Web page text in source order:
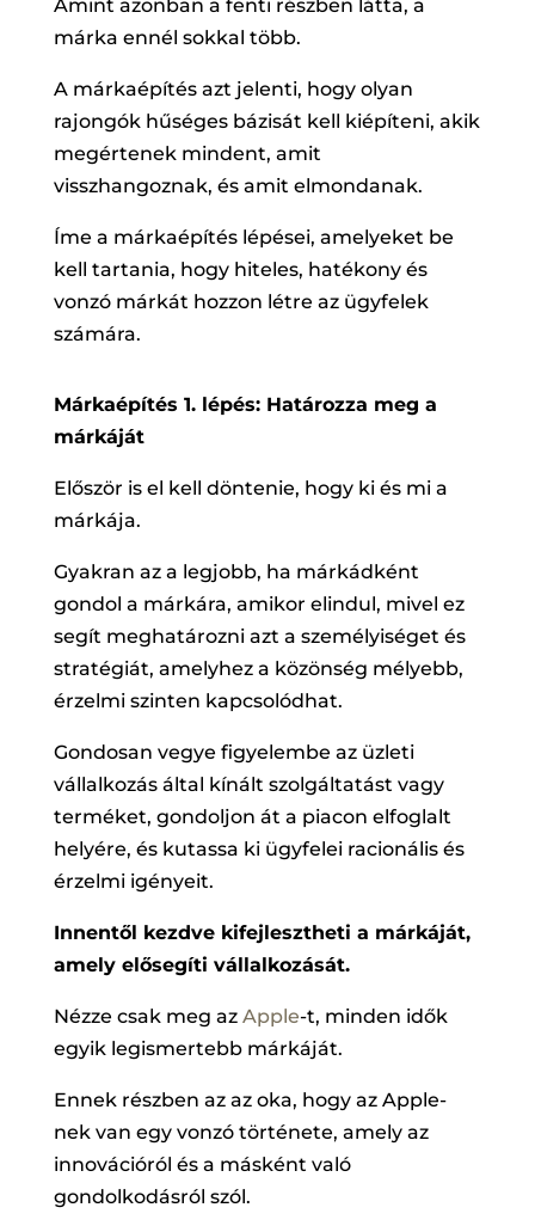
Amint azonban a fenti részben látta, a
márka ennél sokkal több.
A márkaépítés azt jelenti, hogy olyan
rajongók hűséges bázisát kell kiépíteni, akik
megértenek mindent, amit
visszhangoznak, és amit elmondanak.
Íme a márkaépítés lépései, amelyeket be
kell tartania, hogy hiteles, hatékony és
vonzó márkát hozzon létre az ügyfelek
számára.
Márkaépítés 1. lépés: Határozza meg a
márkáját
Először is el kell döntenie, hogy ki és mi a
márkája.
Gyakran az a legjobb, ha márkádként
gondol a márkára, amikor elindul, mivel ez
segít meghatározni azt a személyiséget és
stratégiát, amelyhez a közönség mélyebb,
érzelmi szinten kapcsolódhat.
Gondosan vegye figyelembe az üzleti
vállalkozás által kínált szolgáltatást vagy
terméket, gondoljon át a piacon elfoglalt
helyére, és kutassa ki ügyfelei racionális és
érzelmi igényeit.
Innentől kezdve kifejlesztheti a márkáját,
amely elősegíti vállalkozását.
Nézze csak meg azApple-t, minden idők
egyik legismertebb márkáját.
Ennek részben az az oka, hogy az Apple-
nek van egy vonzó története, amely az
innovációról és a másként való
gondolkodásról szól.